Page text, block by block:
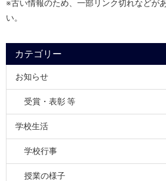
※古い情報のため、一部リンク切れなどが
い。
カテゴリー
お知らせ
受賞・表彰 等
学校生活
学校行事
授業の様子